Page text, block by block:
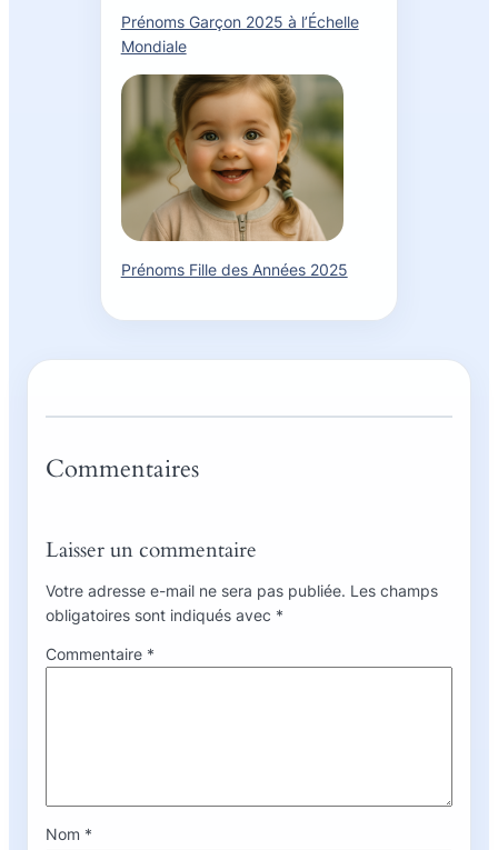
Prénoms Garçon 2025 à l’Échelle
Mondiale
Prénoms Fille des Années 2025
Commentaires
Laisser un commentaire
Votre adresse e-mail ne sera pas publiée. Les champs
obligatoires sont indiqués avec *
Commentaire *
Nom *